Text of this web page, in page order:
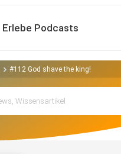
Erlebe Podcasts
#112 God shave the king!